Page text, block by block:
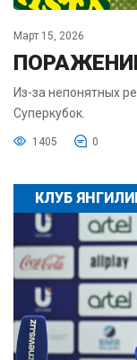
Март 15, 2026
Из-за непонятных
Суперкубок.
1405 0
КЛУБ